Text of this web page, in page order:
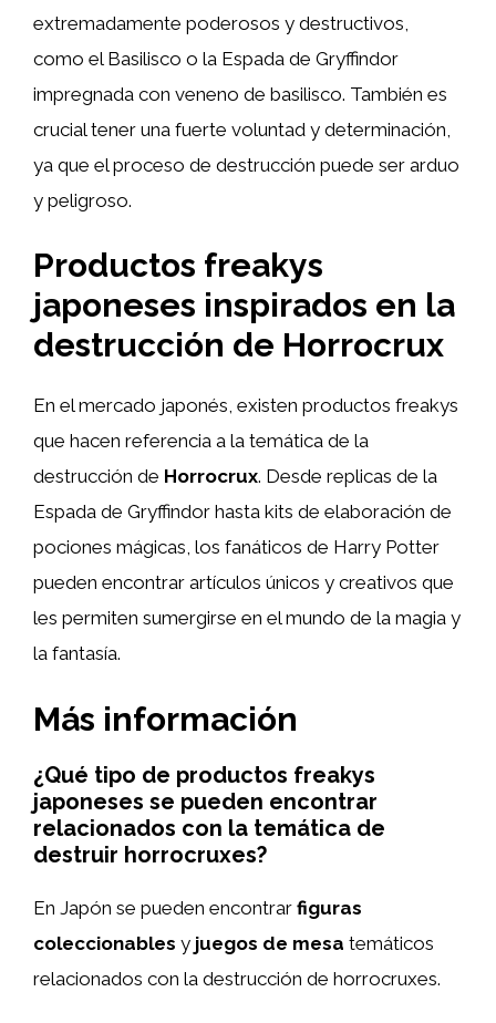
extremadamente poderosos y destructivos,
como el Basilisco o la Espada de Gryffindor
impregnada con veneno de basilisco. También es
crucial tener una fuerte voluntad y determinación,
ya que el proceso de destrucción puede ser arduo
y peligroso.
Productos freakys
japoneses inspirados en la
destrucción de Horrocrux
En el mercado japonés, existen productos freakys
que hacen referencia a la temática de la
destrucción de Horrocrux. Desde replicas de la
Espada de Gryffindor hasta kits de elaboración de
pociones mágicas, los fanáticos de Harry Potter
pueden encontrar artículos únicos y creativos que
les permiten sumergirse en el mundo de la magia y
la fantasía.
Más información
¿Qué tipo de productos freakys
japoneses se pueden encontrar
relacionados con la temática de
destruir horrocruxes?
En Japón se pueden encontrar figuras
coleccionables y juegos de mesa temáticos
relacionados con la destrucción de horrocruxes.